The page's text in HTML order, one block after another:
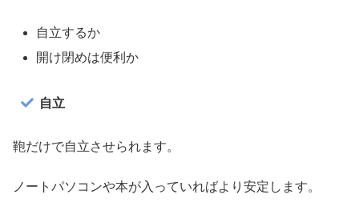
自立するか
開け閉めは便利か
自立
鞄だけで自立させられます。
ノートパソコンや本が入っていればより安定します。